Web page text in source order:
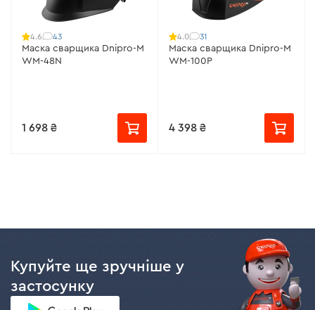
4.6 43
Маска сварщика Dnipro-M
WM-48N
1 698 ₴
4.0 31
Маска сварщика Dnipro-M
WM-100P
4 398 ₴
Купуйте ще зручніше у
застосунку